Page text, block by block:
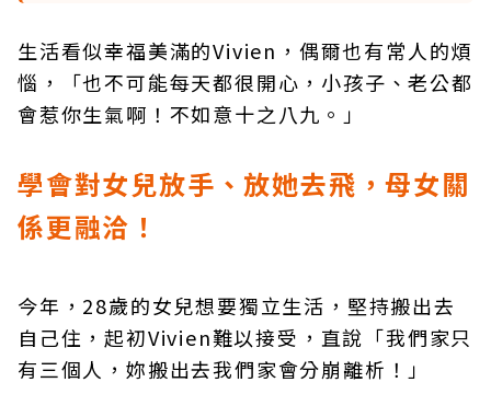
生活看似幸福美滿的Vivien，偶爾也有常人的煩
惱，「也不可能每天都很開心，小孩子、老公都
會惹你生氣啊！不如意十之八九。」
學會對女兒放手、放她去飛，母女關
係更融洽！
今年，28歲的女兒想要獨立生活，堅持搬出去
自己住，起初Vivien難以接受，直說「我們家只
有三個人，妳搬出去我們家會分崩離析！」